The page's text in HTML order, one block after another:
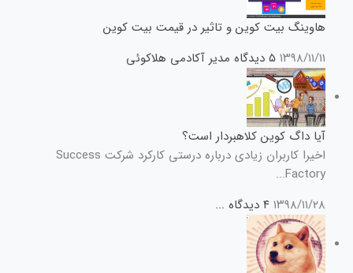
هاوینگ بیت کوین و تاثیر در قیمت بیت کوین
۱۳۹۸/۱۱/۱۱ ۵ دیدگاه مدیر آکادمی هلاکوئی
آیا داگ کوین کلاهبردار است؟
اخیرا کاربران زیادی درباره درستی کارکرد شرکت Success
Factory...
۱۳۹۸/۱۱/۲۸ ۴ دیدگاه ...